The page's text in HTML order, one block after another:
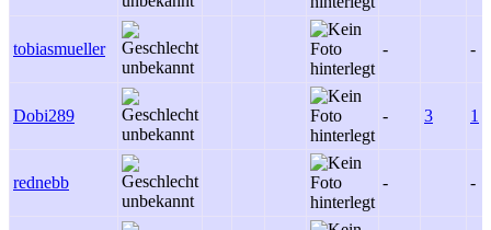
tobiasmueller - -
Dobi289 - 3 1
rednebb - -